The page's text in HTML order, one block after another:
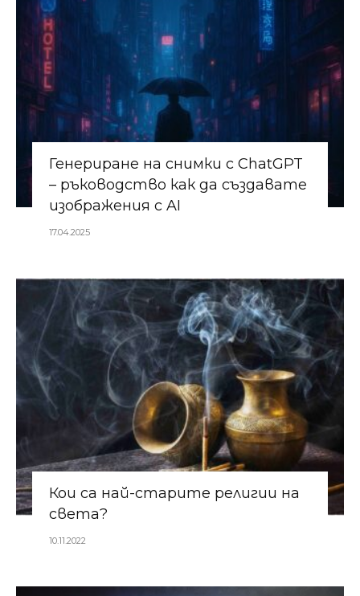
Генериране на снимки с ChatGPT
– ръководство как да създавате
изображения с AI
17.04.2025
Кои са най-старите религии на
света?
10.11.2022